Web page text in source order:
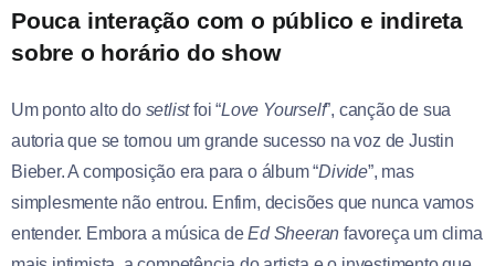
Pouca interação com o público e indireta
sobre o horário do show
Um ponto alto do setlistfoi “Love Yourself”, canção de sua
autoria que se tornou um grande sucesso na voz de Justin
Bieber. A composição era para o álbum “Divide”, mas
simplesmente não entrou. Enfim, decisões que nunca vamos
entender. Embora a música deEd Sheeran favoreça um clima